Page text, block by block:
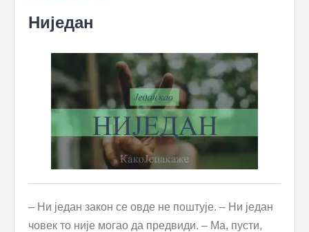
Ниједан
– Ни један закон се овде не поштује. – Ни један
човек то није могао да предвиди. – Ма, пусти,